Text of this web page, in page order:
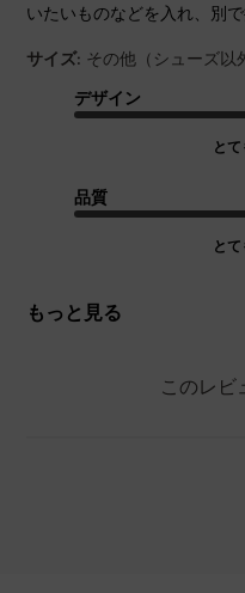
いたいものなどを入れ、別
サイズ: その他（シューズ以
デザイン
と
品質
と
もっと見る
このレビ